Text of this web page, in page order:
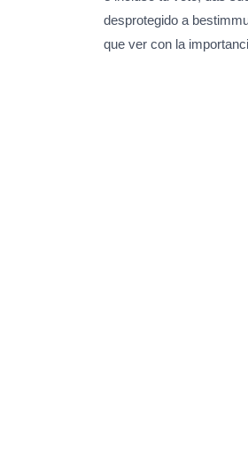
desprotegido a
que ver con la